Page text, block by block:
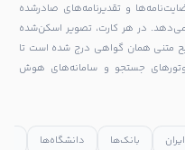
و تقدیرنامه‌های صادرشده
می‌دهد. در هر کارت، تصویر اسکن‌شده
متنی همان گواهی درج شده است تا
جستجو و سامانه‌های هوش
بانک‌ها دانشگاه‌ها